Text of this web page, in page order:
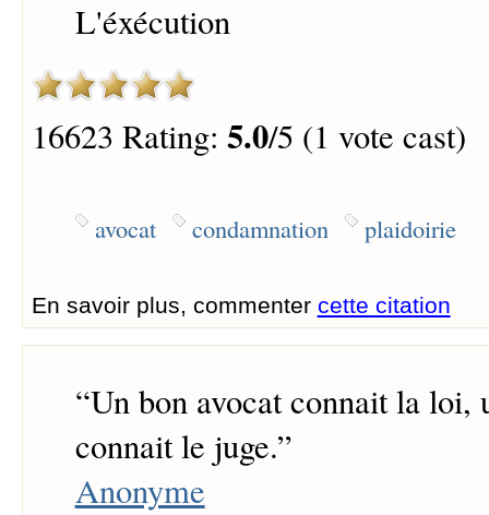
L'éxécution
16623 Rating: 5.0/5 (1 vote cast)
avocat condamnation plaidoirie
En savoir plus, commenter cette citation
“Un bon avocat connait la loi,
connait le juge.”
Anonyme